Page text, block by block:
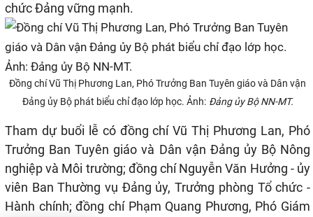
chức Đảng vững mạnh.
Đồng chí Vũ Thị Phương Lan, Phó Trưởng Ban Tuyên giáo và Dân vận
Đảng ủy Bộ phát biểu chỉ đạo lớp học. Ảnh: Đảng ủy Bộ NN-MT.
Tham dự buổi lễ có đồng chí Vũ Thị Phương Lan, Phó
Trưởng Ban Tuyên giáo và Dân vận Đảng ủy Bộ Nông
nghiệp và Môi trường; đồng chí Nguyễn Văn Hưởng - ủy
viên Ban Thường vụ Đảng ủy, Trưởng phòng Tổ chức -
Hành chính; đồng chí Phạm Quang Phương, Phó Giám